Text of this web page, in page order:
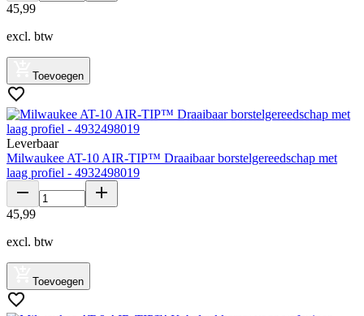
45,99
excl. btw
Toevoegen
Leverbaar
Milwaukee AT-10 AIR-TIP™ Draaibaar borstelgereedschap met
laag profiel - 4932498019
45,99
excl. btw
Toevoegen